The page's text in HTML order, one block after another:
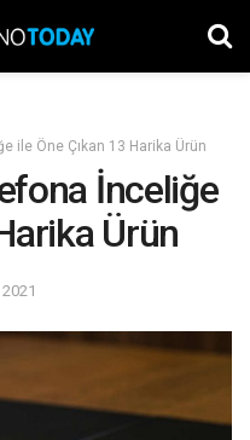
ile Öne Çıkan 13 Harika Ürün
İnceliğe
Ürün